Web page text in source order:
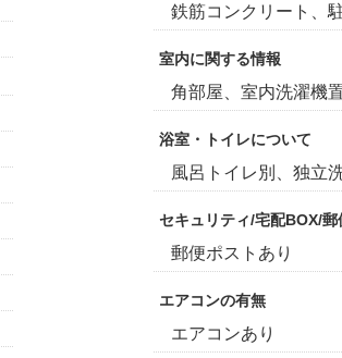
鉄筋コンクリート、
室内に関する情報
角部屋、室内洗濯機
浴室・トイレについて
風呂トイレ別、独立
セキュリティ/宅配BOX/
郵便ポストあり
エアコンの有無
エアコンあり